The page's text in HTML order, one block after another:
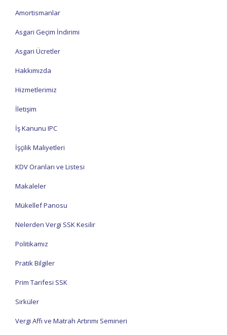
Amortismanlar
Asgari Geçim İndirimi
Asgari Ücretler
Hakkımızda
Hizmetlerimiz
İletişim
İş Kanunu IPC
İşçilik Maliyetleri
KDV Oranları ve Listesi
Makaleler
Mükellef Panosu
Nelerden Vergi SSK Kesilir
Politikamız
Pratik Bilgiler
Prim Tarifesi SSK
Sirküler
Vergi Affı ve Matrah Artırımı Semineri